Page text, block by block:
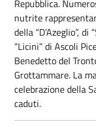
Repubblica.
nutrite
della “D’Azeglio”,
“Licini” di Ascoli
Benedetto del
Grottammare. La
celebrazione della
caduti.